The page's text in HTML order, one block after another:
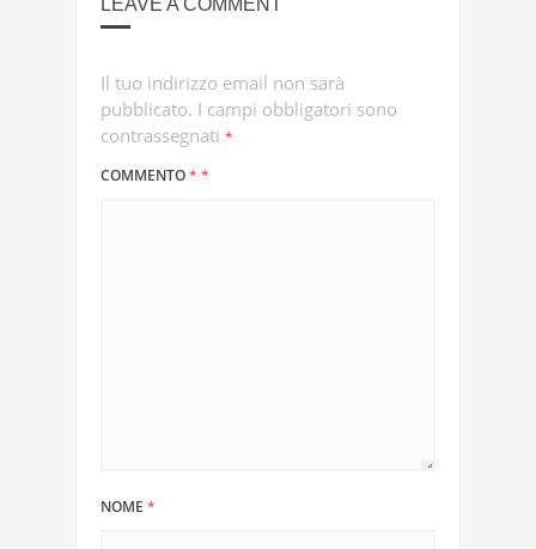
LEAVE A COMMENT
Il tuo indirizzo email non sarà
pubblicato. I campi obbligatori sono
contrassegnati *
COMMENTO* *
NOME *